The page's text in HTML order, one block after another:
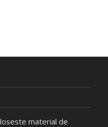
material de